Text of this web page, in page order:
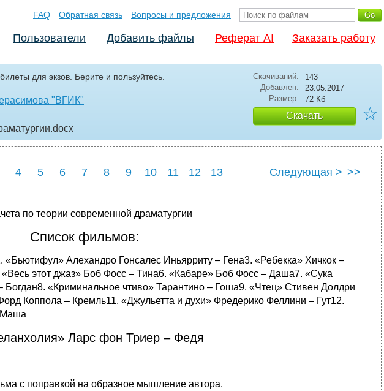
FAQ Обратная связь Вопросы и предложения
Пользователи Добавить файлы Реферат AI Заказать работу
для экзов. Берите и пользуйтесь.
"ВГИК"
.docx
Скачиваний:
143
Добавлен:
23.05.2017
Размер:
72 Кб
Скачать ☆
4 5 6 7 8 9 10 11 12 13 Следующая > >>
по теории современной драматургии
Список фильмов:
Алехандро Гонсалес Иньярриту – Гена3. «Ребекка» Хичкок –
этот джаз» Боб Фосс – Тина6. «Кабаре» Боб Фосс – Даша7. «Сука
«Криминальное чтиво» Тарантино – Гоша9. «Чтец» Стивен Долдри
Коппола – Кремль11. «Джульетта и духи» Фредерико Феллини – Гут12.
Маша
Ларс фон Триер – Федя
с поправкой на образное мышление автора.